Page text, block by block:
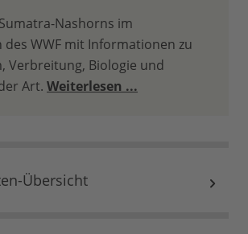
Nashorns im
WWF mit Informationen zu
Verbreitung, Biologie und
Art. Weiterlesen ...
Übersicht